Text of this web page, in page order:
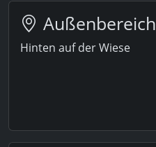
Außenbereich
Hinten auf der Wiese